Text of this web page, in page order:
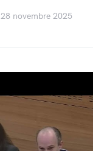
28 novembre 2025